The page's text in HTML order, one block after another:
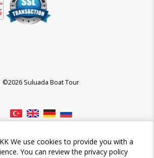
We use cookies to provide you with a
You can review the privacy policy
©2026 Suluada Boat Tour